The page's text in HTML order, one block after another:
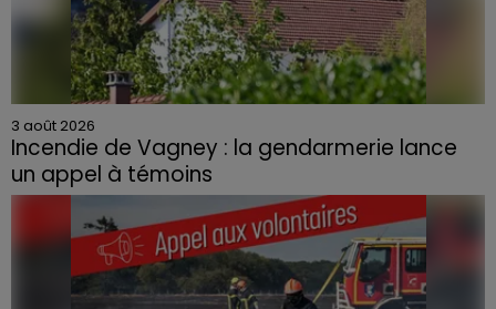
3 août 2026
Incendie de Vagney : la gendarmerie lance
un appel à témoins
Le feu, parti d'une haie avant de se propager au
quartier résidentiel, avait détruit deux habitations et
contraint à l'évacuation d'une centaine de personnes.